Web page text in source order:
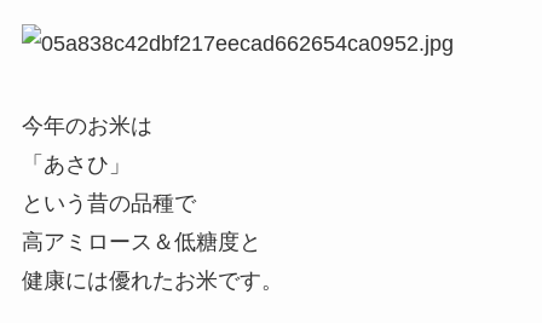
今年のお米は
「あさひ」
という昔の品種で
高アミロース＆低糖度と
健康には優れたお米です。